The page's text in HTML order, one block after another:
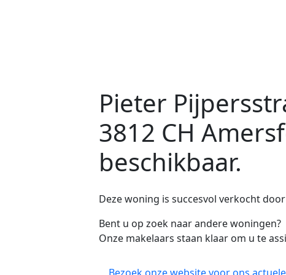
Pieter
3812 CH
beschikbaar.
Deze woning is succesvol verkocht
Bent u op zoek naar andere woningen?
Onze makelaars staan klaar om u te